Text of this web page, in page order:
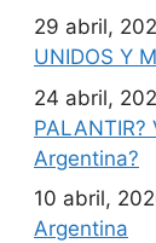
29 abril,
UNIDOS Y
24 abril,
Argentina?
10 abril,
Argentina